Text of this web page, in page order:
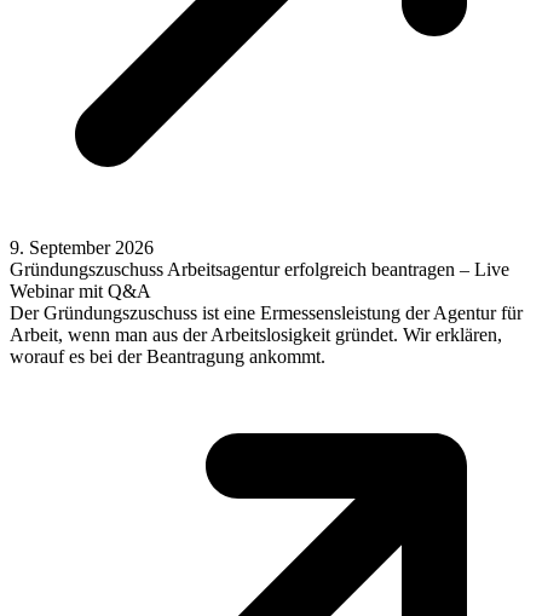
9. September 2026
Gründungszuschuss Arbeitsagentur erfolgreich beantragen – Live
Webinar mit Q&A
Der Gründungszuschuss ist eine Ermessensleistung der Agentur für
Arbeit, wenn man aus der Arbeitslosigkeit gründet. Wir erklären,
worauf es bei der Beantragung ankommt.